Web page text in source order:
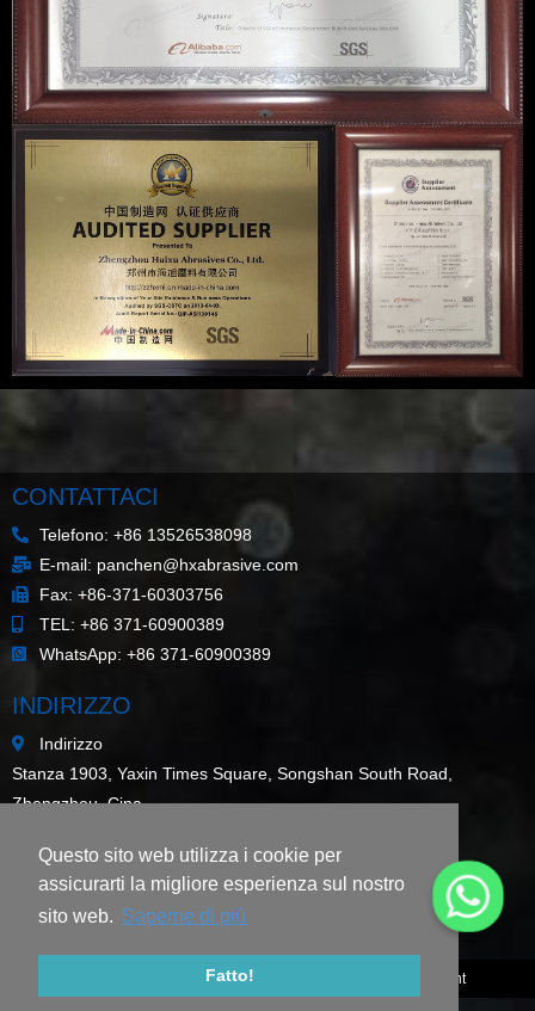
Questo sito web utilizza i cookie per
assicurarti la migliore esperienza sul nostro
sito web. Saperne di più
Fatto!
CONTATTACI
Telefono: +86 13526538098
E-mail: panchen@hxabrasive.com
Fax: +86-371-60303756
TEL: +86 371-60900389
WhatsApp: +86 371-60900389
INDIRIZZO
Indirizzo
Stanza 1903, Yaxin Times Square, Songshan South Road,
Zhengzhou, Cina
ULTIME NOTIZIE
Cromite in polvere 200 mesh/fine per colorare bottiglie di vetro
© 2009-2020 Zhengzhou Haixu Abrasives Co., Ltd. Copyright